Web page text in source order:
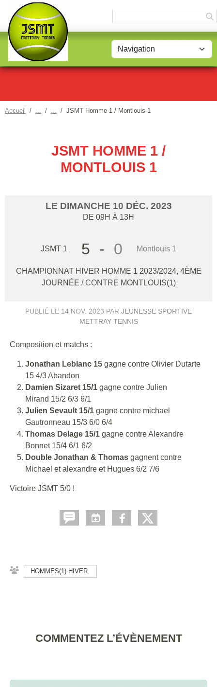
Accueil JSMT Homme 1 / Montlouis 1
JSMT HOMME 1 /
MONTLOUIS 1
LE DIMANCHE 10 DÉC. 2023
DE 09H À 13H
JSMT 1 5 - 0 Montlouis 1
CHAMPIONNAT HIVER HOMME 1 2023/2024, 4ÈME
JOURNÉE / CONTRE MONTLOUIS(1)
PUBLIÉ LE 14 NOV. 2023 PAR JEUNESSE SPORTIVE
METTRAY TENNIS
Composition et matchs :
Jonathan Leblanc 15 gagne contre Olivier Dutarte
15 4/3 Abandon
Damien Sizaret 15/1 gagne contre Julien
Mirand 15/2 6/3 6/1
Julien Sevault 15/1 gagne contre michael
Gautronneau 15/3 6/0 6/4
Thomas Delage 15/1 gagne contre Alexandre
Bonnet 15/4 6/1 6/2
Double Jonathan & Thomas gagnent contre
Michael et alexandre et Hugues 6/2 7/6
Victoire JSMT 5/0 !
HOMMES(1) HIVER
COMMENTEZ L’ÉVÈNEMENT
Panneau de gestion des cookies